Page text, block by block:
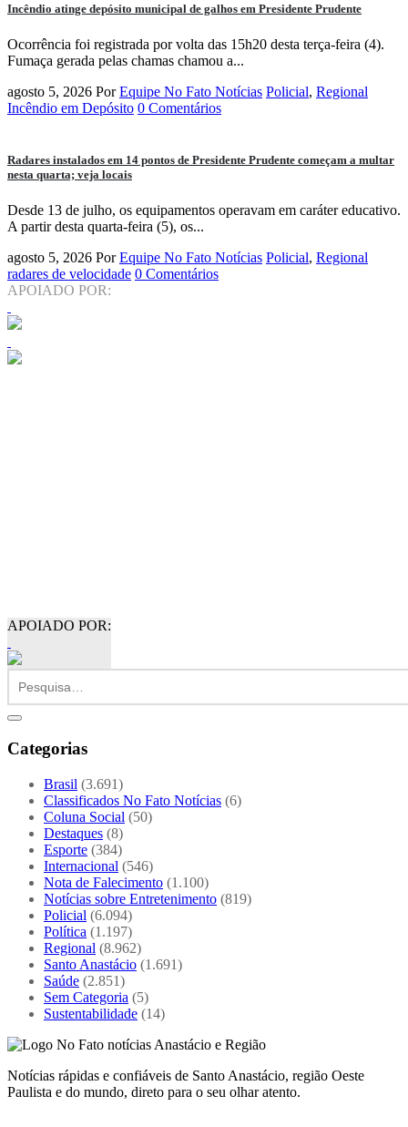
Incêndio atinge depósito municipal de galhos em Presidente Prudente
Ocorrência foi registrada por volta das 15h20 desta terça-feira (4).
Fumaça gerada pelas chamas chamou a...
agosto 5, 2026 Por Equipe No Fato Notícias Policial, Regional
Incêndio em Depósito 0 Comentários
Radares instalados em 14 pontos de Presidente Prudente começam a multar
nesta quarta; veja locais
Desde 13 de julho, os equipamentos operavam em caráter educativo.
A partir desta quarta-feira (5), os...
agosto 5, 2026 Por Equipe No Fato Notícias Policial, Regional
radares de velocidade 0 Comentários
APOIADO POR:
APOIADO POR:
Categorias
Brasil (3.691)
Classificados No Fato Notícias (6)
Coluna Social (50)
Destaques (8)
Esporte (384)
Internacional (546)
Nota de Falecimento (1.100)
Notícias sobre Entretenimento (819)
Policial (6.094)
Política (1.197)
Regional (8.962)
Santo Anastácio (1.691)
Saúde (2.851)
Sem Categoria (5)
Sustentabilidade (14)
Notícias rápidas e confiáveis de Santo Anastácio, região Oeste
Paulista e do mundo, direto para o seu olhar atento.